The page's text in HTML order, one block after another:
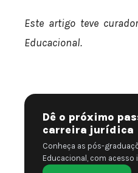
Este artigo teve
Educacional.
Dê o próximo
carreira jurídica
Conheça as pós-
Educacional, com